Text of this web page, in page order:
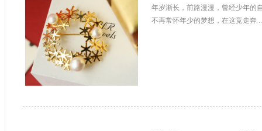
年岁渐长，前路漫漫，曾经少年的
不再常怀年少的梦想，在这竞走